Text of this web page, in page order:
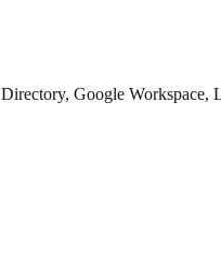
Google